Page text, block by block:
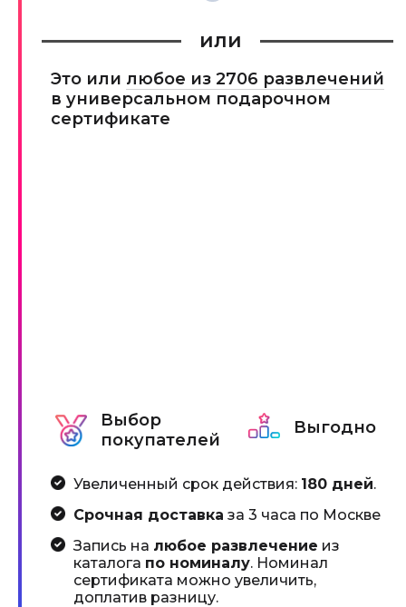
или
Это или любое из 2706 развлечений
в универсальном подарочном
сертификате
Выбор
покупателей
Выгодно
Увеличенный срок действия: 180 дней.
Срочная доставка за 3 часа по Москве
Запись на любое развлечение из
каталога по номиналу. Номинал
сертификата можно увеличить,
доплатив разницу.